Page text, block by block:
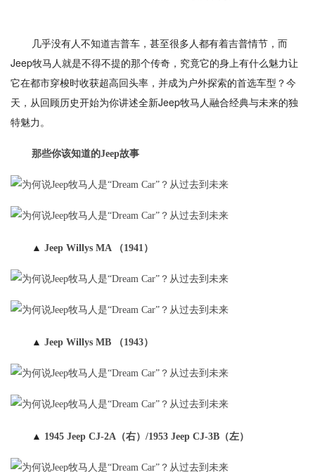
几乎没有人不知道吉普车，甚至很多人都有着吉普情节，而
Jeep牧马人就是不得不提的那个传奇，究竟它的身上有什么魅力让
它在都市穿梭时收获超高回头率，并成为户外探索的首选车型？今
天，从回顾历史开始为你讲述全新Jeep牧马人融合经典与未来的独
特魅力。
那些你该知道的Jeep故事
▲ Jeep Willys MA （1941）
▲ Jeep Willys MB （1943）
▲ 1945 Jeep CJ-2A（右）/1953 Jeep CJ-3B（左）